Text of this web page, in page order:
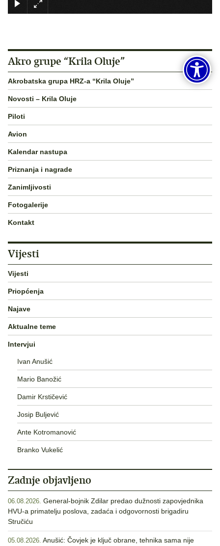
Akro grupe “Krila Oluje”
Akrobatska grupa HRZ-a “Krila Oluje”
Novosti – Krila Oluje
Piloti
Avion
Kalendar nastupa
Priznanja i nagrade
Zanimljivosti
Fotogalerije
Kontakt
Vijesti
Vijesti
Priopćenja
Najave
Aktualne teme
Intervjui
Ivan Anušić
Mario Banožić
Damir Krstičević
Josip Buljević
Ante Kotromanović
Branko Vukelić
Zadnje objavljeno
06.08.2026. General-bojnik Zdilar predao dužnosti zapovjednika
HVU-a primatelju poslova, zadaća i odgovornosti brigadiru
Stručiću
05.08.2026. Anušić: Čovjek je ključ obrane, tehnika sama nije